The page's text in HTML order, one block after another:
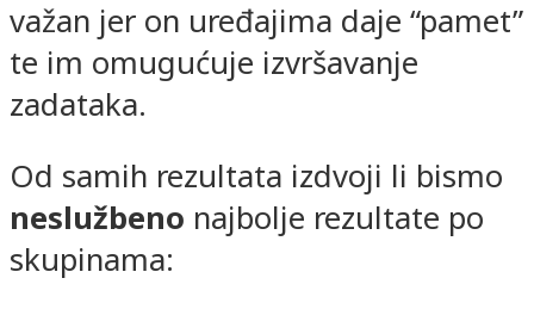
važan jer on uređajima daje “pamet”
te im omugućuje izvršavanje
zadataka.
Od samih rezultata izdvoji li bismo
neslužbeno najbolje rezultate po
skupinama: